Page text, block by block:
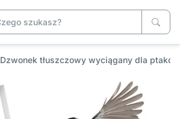
Dzwonek tłuszczowy wyciągany dla